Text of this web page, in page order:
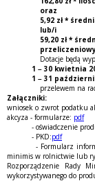
oraz
5,92 zł *
lub/i
59,20 zł *
Dotacje będą
1 – 30 kwietnia
1 – 31 października
przelewem na
Załączniki:
wniosek o zwrot podatku
akcyza - formularze: pdf
- oświadczenie
- PKD:pdf
- Formularz informacji
minimis w rolnictwie lub
Rozporządzenie Rady
wykorzystywanego do